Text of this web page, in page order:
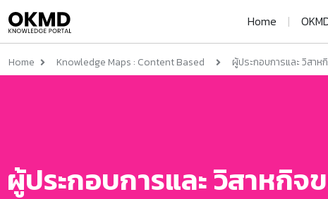
Home |
Home Knowledge Maps : Content Based ผู้ประกอบการและ วิสาห
ผู้ประกอบการและ วิสาหกิ